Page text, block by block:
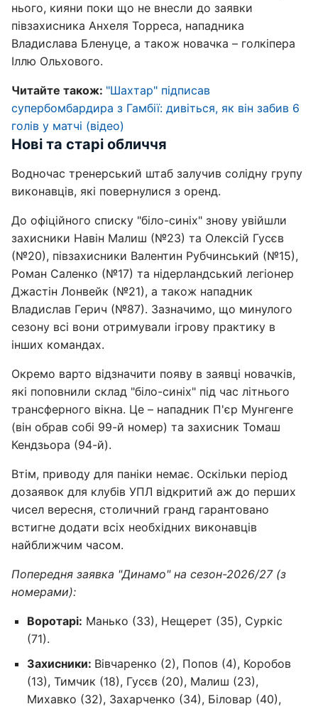
нього, кияни поки що не внесли до заявки
півзахисника Анхеля Торреса, нападника
Владислава Бленуце, а також новачка – голкіпера
Іллю Ольхового.
Читайте також: "Шахтар" підписав
супербомбардира з Гамбії: дивіться, як він забив 6
голів у матчі (відео)
Нові та старі обличчя
Водночас тренерський штаб залучив солідну групу
виконавців, які повернулися з оренд.
До офіційного списку "біло-синіх" знову увійшли
захисники Навін Малиш (№23) та Олексій Гусєв
(№20), півзахисники Валентин Рубчинський (№15),
Роман Саленко (№17) та нідерландський легіонер
Джастін Лонвейк (№21), а також нападник
Владислав Герич (№87). Зазначимо, що минулого
сезону всі вони отримували ігрову практику в
інших командах.
Окремо варто відзначити появу в заявці новачків,
які поповнили склад "біло-синіх" під час літнього
трансферного вікна. Це – нападник П'єр Мунгенге
(він обрав собі 99-й номер) та захисник Томаш
Кендзьора (94-й).
Втім, приводу для паніки немає. Оскільки період
дозаявок для клубів УПЛ відкритий аж до перших
чисел вересня, столичний гранд гарантовано
встигне додати всіх необхідних виконавців
найближчим часом.
Попередня заявка "Динамо" на сезон-2026/27 (з
номерами):
Воротарі: Манько (33), Нещерет (35), Суркіс
(71).
Захисники: Вівчаренко (2), Попов (4), Коробов
(13), Тимчик (18), Гусєв (20), Малиш (23),
Михавко (32), Захарченко (34), Біловар (40),